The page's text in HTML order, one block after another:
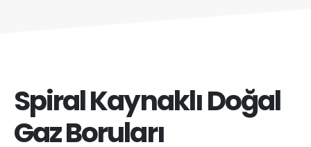
Spiral Kaynaklı Doğal
Gaz Boruları